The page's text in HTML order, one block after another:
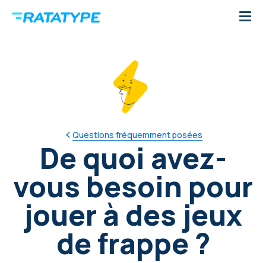
Questions fréquemment posées
De quoi avez-
vous besoin pour
jouer à des jeux
de frappe ?